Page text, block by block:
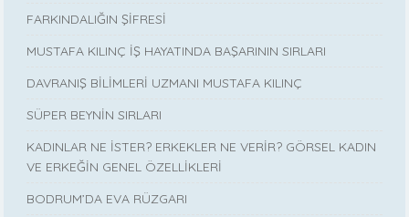
FARKINDALIĞIN ŞİFRESİ
MUSTAFA KILINÇ İŞ HAYATINDA BAŞARININ SIRLARI
DAVRANIŞ BİLİMLERİ UZMANI MUSTAFA KILINÇ
SÜPER BEYNİN SIRLARI
KADINLAR NE İSTER? ERKEKLER NE VERİR? GÖRSEL KADIN
VE ERKEĞİN GENEL ÖZELLİKLERİ
BODRUM’DA EVA RÜZGARI